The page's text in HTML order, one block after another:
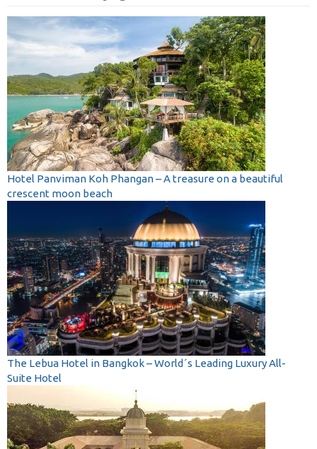
Hotel Panviman Koh Phangan – A treasure on a beautiful
crescent moon beach
The Lebua Hotel in Bangkok – World´s Leading Luxury All-
Suite Hotel